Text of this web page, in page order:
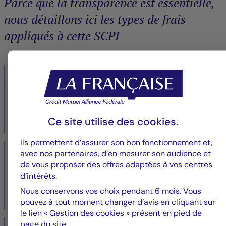
nous détaillons ici les types de frais
appliqués à cette SCPI
1,50 % TTC
Commission d'acquisition et cession
Frais liés à la gestion du processus d’acquisition et de
revente des actifs.
10,80 % TTC
Commission de gestion
Frais couvrant la gestion quotidienne des actifs et la
commercialisation des parts.
Ce site utilise des cookies.
Ils permettent d’assurer son bon fonctionnement et,
avec nos partenaires, d’en mesurer son audience et
de vous proposer des offres adaptées à vos centres
d’intérêts.
Nous conservons vos choix pendant 6 mois. Vous
pouvez à tout moment changer d’avis en cliquant sur
le lien « Gestion des cookies » présent en pied de